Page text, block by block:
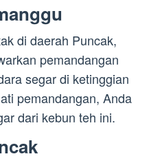
di daerah Puncak,
pemandangan
segar di ketinggian
pemandangan, Anda
dari kebun teh ini.